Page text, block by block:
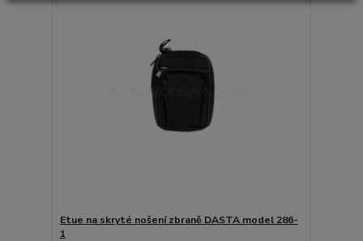
Etue na skryté nošení zbraně DASTA model 286-
1